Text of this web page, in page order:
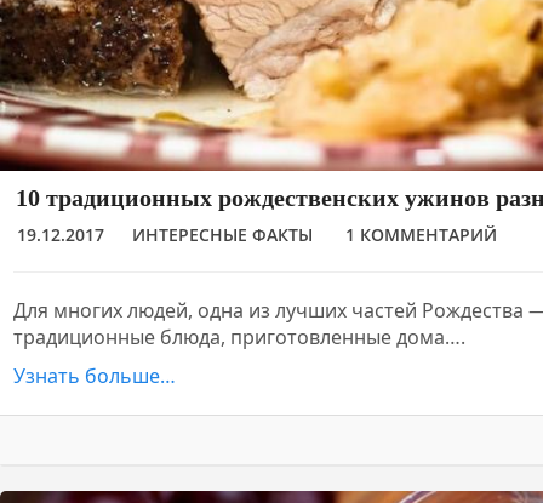
10 традиционных рождественских ужинов
19.12.2017 ИНТЕРЕСНЫЕ ФАКТЫ 1 КОММЕНТАРИЙ
Для многих людей, одна из лучших частей Рождества
традиционные блюда, приготовленные дома….
Узнать больше…